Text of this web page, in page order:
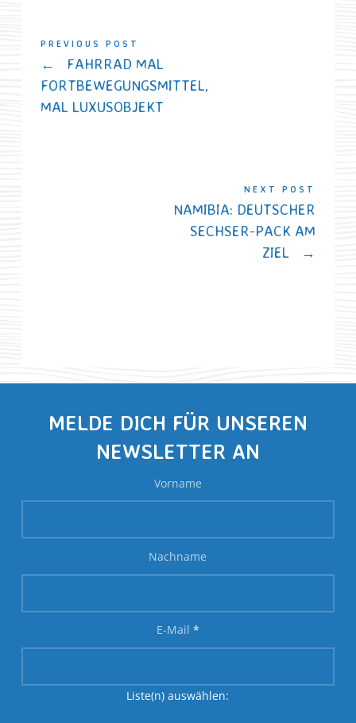
PREVIOUS POST
←
FAHRRAD MAL
FORTBEWEGUNGSMITTEL,
MAL LUXUSOBJEKT
NEXT POST
NAMIBIA: DEUTSCHER
SECHSER-PACK AM
ZIEL
→
MELDE DICH FÜR UNSEREN
NEWSLETTER AN
Vorname
Nachname
E-Mail *
Liste(n) auswählen: